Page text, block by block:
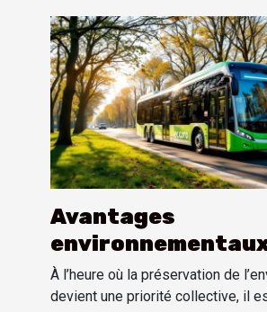
Avantages
location bus avec
chauffeur pour les
À l’heure où la préservation de
devient une priorité collective, il